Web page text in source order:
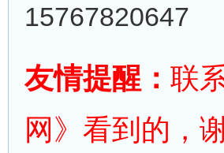
15767820647
友情提醒： 联
网》看到的，